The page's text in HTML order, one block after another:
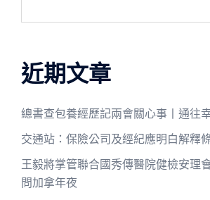
近期文章
總書查包養經歷記兩會關心事丨通往
交通站：保險公司及經紀應明白解釋
王毅將掌管聯合國秀傳醫院健檢安理
問加拿年夜